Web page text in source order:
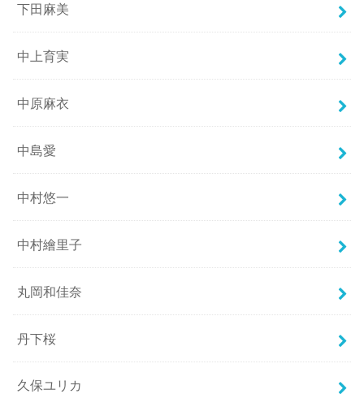
下田麻美
中上育実
中原麻衣
中島愛
中村悠一
中村繪里子
丸岡和佳奈
丹下桜
久保ユリカ